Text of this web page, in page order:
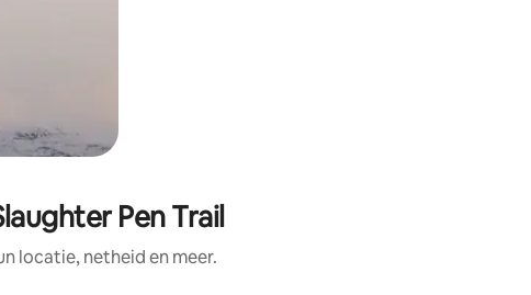
Pen Trail
locatie, netheid en meer.